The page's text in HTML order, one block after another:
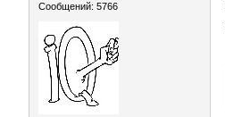
Сообщений: 5766